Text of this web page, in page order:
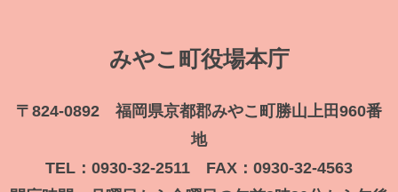
みやこ町役場本庁
〒824-0892 福岡県京都郡みやこ町勝山上田960番
地
TEL：0930-32-2511 FAX：0930-32-4563